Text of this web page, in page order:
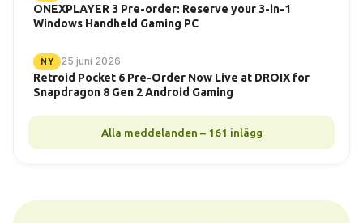
ONEXPLAYER 3 Pre-order: Reserve your 3-in-1
Windows Handheld Gaming PC
NY 25 juni 2026
Retroid Pocket 6 Pre-Order Now Live at DROIX for
Snapdragon 8 Gen 2 Android Gaming
Alla meddelanden – 161 inlägg